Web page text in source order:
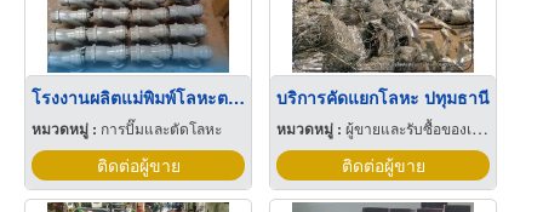
โรงงานผลิตแม่พิมพ์โลหะตามแบบ สมุทรสาคร
หมวดหมู่ : การปั๊มและตัดโลหะ
ติดต่อผู้ขาย
บริการคัดแยกโลหะ ปทุมธานี
หมวดหมู่ :ผู้ขายและรับซื้อของเก่าและเศษเหล็ก
ติดต่อผู้ขาย